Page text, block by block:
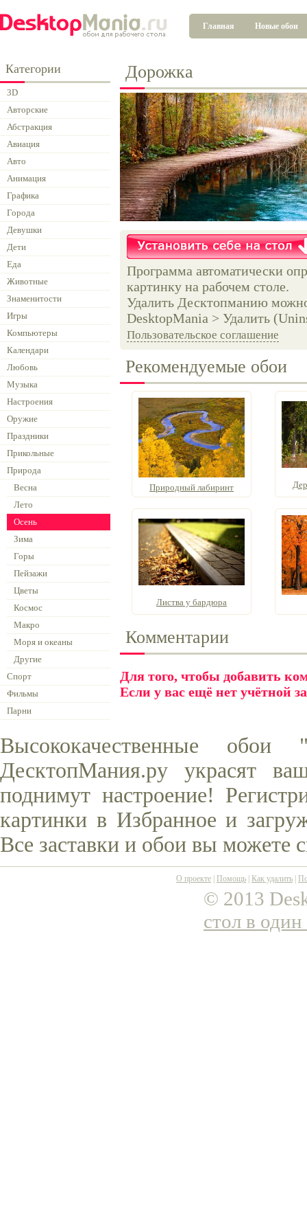
Главная Новые обои
Категории
3D
Авторские
Абстракция
Авиация
Авто
Анимация
Графика
Города
Девушки
Дети
Еда
Животные
Знаменитости
Игры
Компьютеры
Календари
Любовь
Музыка
Настроения
Оружие
Праздники
Прикольные
Природа
Весна
Лето
Осень
Зима
Горы
Пейзажи
Цветы
Космос
Макро
Моря и океаны
Другие
Спорт
Фильмы
Парни
Дорожка
Программа автоматически
картинку на рабочем столе.
Удалить Десктопманию
DesktopMania > Удалить
Пользовательское соглашение
Рекомендуемые обои
Природный лабиринт
Листва у бардюра
Комментарии
Для того, чтобы добавить
Если у вас ещё нет учётной
Высококачественные
ДесктопМания.ру украсят
поднимут настроение!
картинки в Избранное и
Все заставки и обои вы можете
О проекте Помощь Как удалить
© 2013
стол в